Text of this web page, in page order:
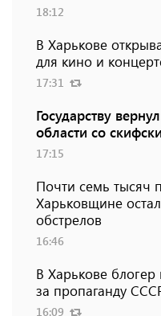
18:12
В Харькове
для кино и
17:31
Государству
области со
17:15
Почти семь тысяч
Харьковщине
обстрелов
16:46
В Харькове
за пропаганду
16:09